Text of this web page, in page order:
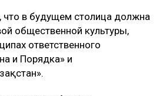
что в будущем столица должна
общественной культуры,
ответственного
и Порядка» и